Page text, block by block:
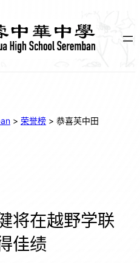
> 荣誉榜 > 恭喜芙中田
将在越野学联
佳绩